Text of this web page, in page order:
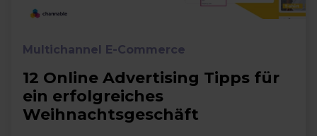
Multichannel E-Commerce
12 Online Advertising Tipps für
ein erfolgreiches
Weihnachtsgeschäft